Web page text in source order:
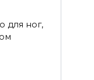
для ног,